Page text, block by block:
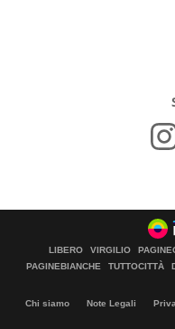
LIBERO VIRGILIO
PAGINEBIANCHE
TUTTOCITTÀ
Chi siamo Note Legali